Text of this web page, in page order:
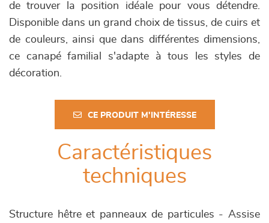
de trouver la position idéale pour vous détendre.
Disponible dans un grand choix de tissus, de cuirs et
de couleurs, ainsi que dans différentes dimensions,
ce canapé familial s'adapte à tous les styles de
décoration.
CE PRODUIT M'INTÉRESSE
Caractéristiques
techniques
Structure hêtre et panneaux de particules - Assise